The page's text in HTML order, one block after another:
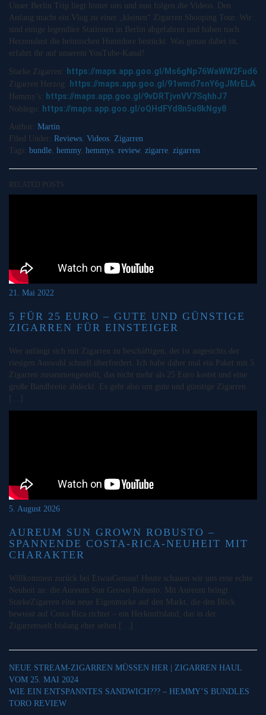
Unser Berlin Trip liegt hinter uns und nun folgen die Videos. Den
Anfang macht ein Vlog zu einer „kleinen“ Zigarren Shooping Tour. Wir
sind einige legendäre Stationen in Berlin abgefahren und haben nach
Herzenslust die heimischen Humidore bestückt. Was genau dabei ist,
erfahrt ihr auf unserem YouTube-Kanal!
Starke Zigarren: https://maps.app.goo.gl/Ms6gNp76WaWW2Fud6
Zigarren Herzog: https://maps.app.goo.gl/91wmd7snY6gJMrELA
Hemmy’s: https://maps.app.goo.gl/9vDRTjvnVV7SqhhJ7
Noblego: https://maps.app.goo.gl/oQHdFYd8n5u8kNgy8
Author: Martin
Filed Under: Reviews Videos Zigarren
Tags: bundle hemmy, hemmys review, zigarre zigarren
RELATED POSTS
21. Mai 2022
5 FÜR 25 EURO – GUTE UND GÜNSTIGE
ZIGARREN FÜR EINSTEIGER
Wer anfängt sich mit Zigarren zu beschäftigen, der ist angesichts der
riesigen Auswahl schnell überfordert. Ich habe daher mal ein Paket mit 5
Zigarren zusammengestellt, das nicht mehr als 25 Euro kostet und eine
große Bandbreite abdeckt. Es geht also um gute und günstige Zigarren
5. August 2026
AUREUM SUN GROWN ROBUSTO –
SPANNENDE COSTA-RICA-NEUHEIT MIT
CHARAKTER
Willkommen zurück bei EtwasGenuss! Heute schauen wir uns eine echte
Neuheit an: die Aureum Sun Grown Robusto. Mit Aureum bringt
StarkeZigarren eine neue Eigenmarke auf den Markt, die den Blick
bewusst auf Costa Rica richtet – ein Herkunftsland, das in der
Zigarrenwelt bislang eher selten […]
NEUE STREAM-ZIGARREN MÜSSEN HER | ZIGARREN HAUL
VOM 25. MAI 2024
WIE EIN ENTSPANNTES SANDWICH??? – HEMMY’S BUNDLES
TORO REVIEW